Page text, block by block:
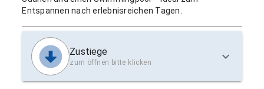
Entspannen nach erlebnisreichen Tagen.
Zustiege
zum öffnen bitte klicken